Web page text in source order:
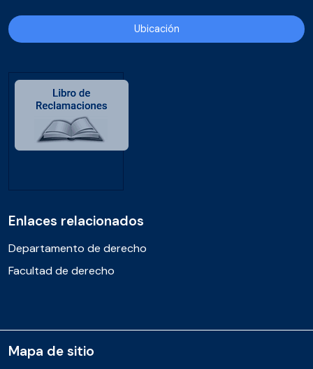
Ubicación
Enlaces relacionados
Departamento de derecho
Facultad de derecho
Mapa de sitio